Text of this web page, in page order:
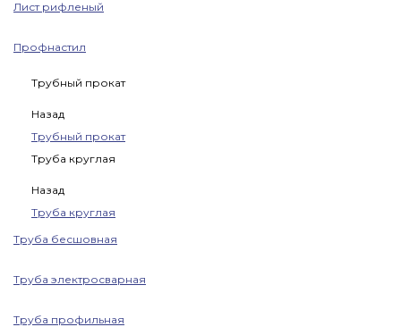
Лист рифленый
Профнастил
Трубный прокат
Назад
Трубный прокат
Труба круглая
Назад
Труба круглая
Труба бесшовная
Труба электросварная
Труба профильная